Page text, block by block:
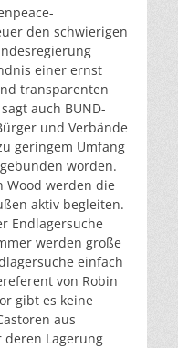
den schwierigen
einer ernst
transparenten
auch BUND-
und Verbände
geringem Umfang
worden.
Wood werden die
aktiv begleiten.
Endlagersuche
werden große
einfach
von Robin
gibt es keine
aus
deren Lagerung